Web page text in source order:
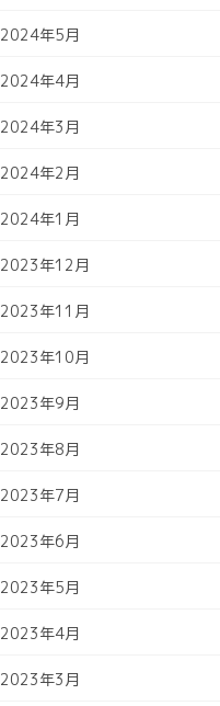
2024年5月
2024年4月
2024年3月
2024年2月
2024年1月
2023年12月
2023年11月
2023年10月
2023年9月
2023年8月
2023年7月
2023年6月
2023年5月
2023年4月
2023年3月